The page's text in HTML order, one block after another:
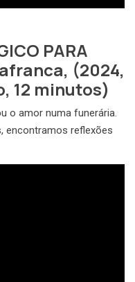
PARA
(2024,
12 minutos)
o amor numa funerária.
encontramos reflexões